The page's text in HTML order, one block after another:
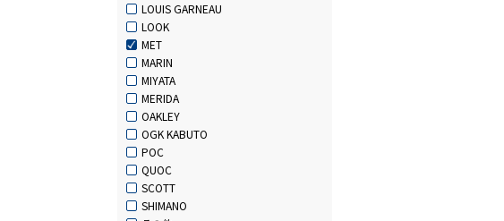
LOUIS GARNEAU
LOOK
MET
MARIN
MIYATA
MERIDA
OAKLEY
OGK KABUTO
POC
QUOC
SCOTT
SHIMANO